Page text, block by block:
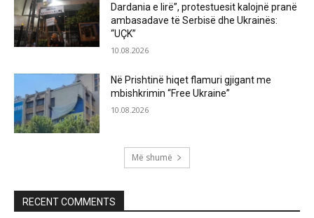
Dardania e lirë”, protestuesit kalojnë pranë
ambasadave të Serbisë dhe Ukrainës:
“UÇK”
10.08.2026
Në Prishtinë hiqet flamuri gjigant me
mbishkrimin “Free Ukraine”
10.08.2026
Më shumë
RECENT COMMENTS